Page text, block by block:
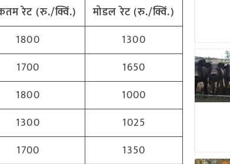
रेट (रु./क्विं.) मोडल रेट(रु./क्विं.)
1800
1300
1700
1650
1800
1000
1300
1025
1700
1350